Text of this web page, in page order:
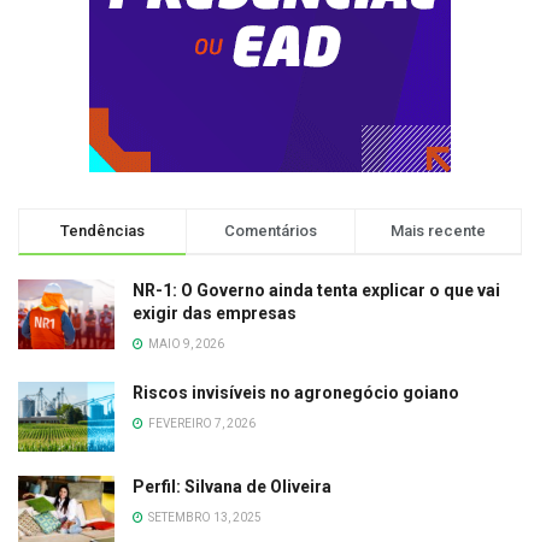
Tendências Comentários Mais recente
NR-1: O Governo ainda tenta explicar o que vai
exigir das empresas
MAIO 9, 2026
Riscos invisíveis no agronegócio goiano
FEVEREIRO 7, 2026
Perfil: Silvana de Oliveira
SETEMBRO 13, 2025